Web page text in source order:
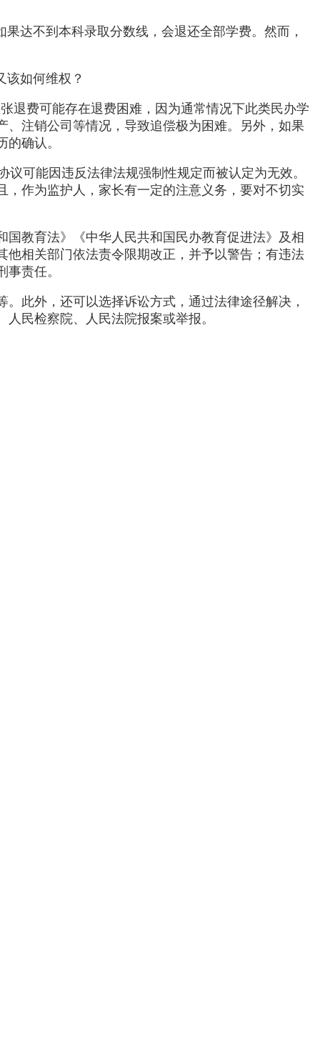
达不到本科录取分数线，会退还全部学费。然而，
该如何维权？
退费可能存在退费困难，因为通常情况下此类民办学
注销公司等情况，导致追偿极为困难。另外，如果
确认。
可能因违反法律法规强制性规定而被认定为无效。
作为监护人，家长有一定的注意义务，要对不切实
教育法》《中华人民共和国民办教育促进法》及相
相关部门依法责令限期改正，并予以警告；有违法
责任。
此外，还可以选择诉讼方式，通过法律途径解决，
民检察院、人民法院报案或举报。